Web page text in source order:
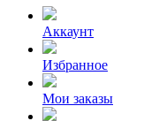
Аккаунт
Избранное
Мои заказы